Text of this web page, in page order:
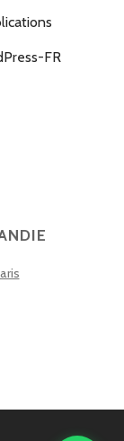
FR